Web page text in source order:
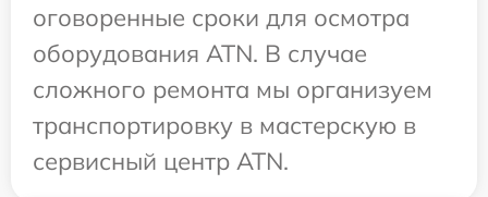
оговоренные сроки для осмотра
оборудования ATN. В случае
сложного ремонта мы организуем
транспортировку в мастерскую в
сервисный центр ATN.